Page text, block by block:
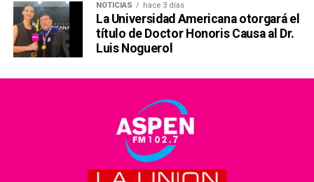
NOTICIAS hace 3 días
La Universidad Americana otorgará el
título de Doctor Honoris Causa al Dr.
Luis Noguerol